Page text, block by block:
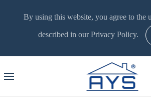
By using this website, you agree to the
described in our Privacy Policy.